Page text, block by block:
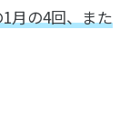
月の4回、また